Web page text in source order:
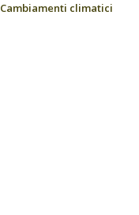
Cambiamenti climatici